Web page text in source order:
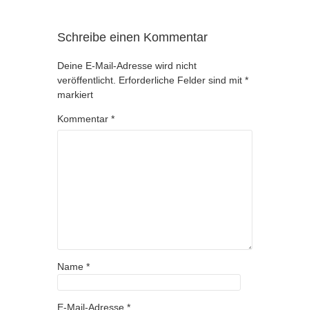
Schreibe einen Kommentar
Deine E-Mail-Adresse wird nicht
veröffentlicht. Erforderliche Felder sind mit *
markiert
Kommentar *
Name *
E-Mail-Adresse *